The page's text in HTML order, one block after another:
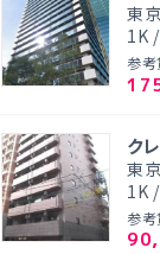
東
1K
参
ク
東
1K
参